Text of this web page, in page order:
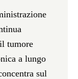
tumore
a lungo
sul